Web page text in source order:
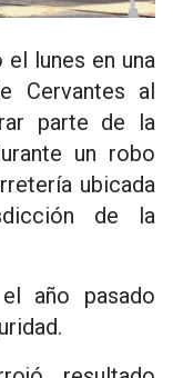
Cervantes al
parte de la
un robo
ubicada
de la
año pasado